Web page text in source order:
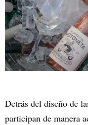
Detrás del diseño de
participan de manera